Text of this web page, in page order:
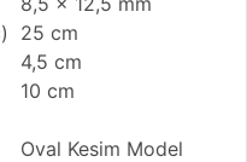
25 cm
4,5 cm
10 cm
Oval Kesim Model